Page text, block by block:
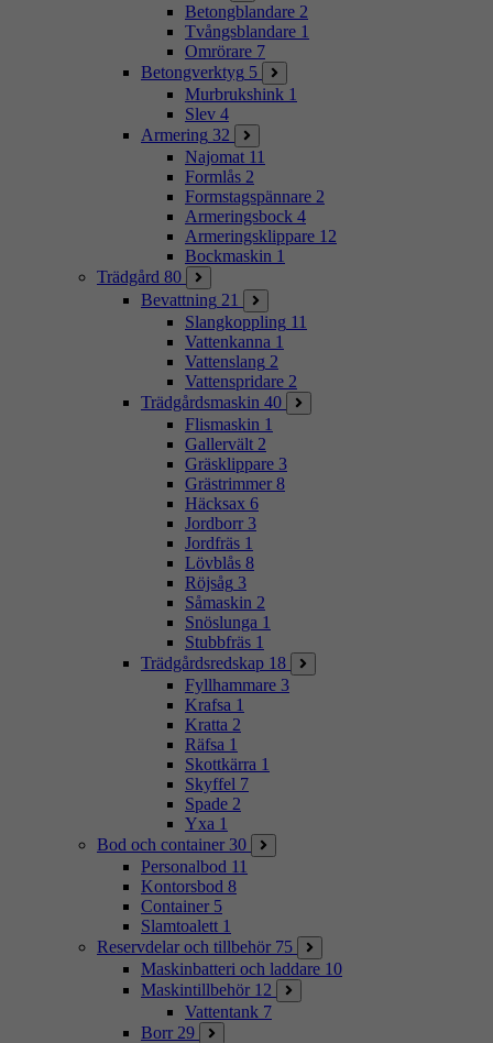
Betongblandare 2
Tvångsblandare 1
Omrörare 7
Betongverktyg 5
Murbrukshink 1
Slev 4
Armering 32
Najomat 11
Formlås 2
Formstagspännare 2
Armeringsbock 4
Armeringsklippare 12
Bockmaskin 1
Trädgård 80
Bevattning 21
Slangkoppling 11
Vattenkanna 1
Vattenslang 2
Vattenspridare 2
Trädgårdsmaskin 40
Flismaskin 1
Gallervält 2
Gräsklippare 3
Grästrimmer 8
Häcksax 6
Jordborr 3
Jordfräs 1
Lövblås 8
Röjsåg 3
Såmaskin 2
Snöslunga 1
Stubbfräs 1
Trädgårdsredskap 18
Fyllhammare 3
Krafsa 1
Kratta 2
Räfsa 1
Skottkärra 1
Skyffel 7
Spade 2
Yxa 1
Bod och container 30
Personalbod 11
Kontorsbod 8
Container 5
Slamtoalett 1
Reservdelar och tillbehör 75
Maskinbatteri och laddare 10
Maskintillbehör 12
Vattentank 7
Borr 29